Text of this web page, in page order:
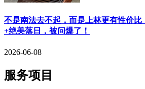
不是南法去不起，而是上林更有性价比
+绝美落日，被问爆了！
2026-06-08
服务项目